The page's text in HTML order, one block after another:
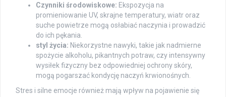
Czynniki środowiskowe: Ekspozycja na
promieniowanie UV, skrajne temperatury, wiatr oraz
suche powietrze mogą osłabiać naczynia i prowadzić
do ich pękania.
styl życia: Niekorzystne nawyki, takie jak nadmierne
spożycie alkoholu, pikantnych potraw, czy intensywny
wysiłek fizyczny bez odpowiedniej ochrony skóry,
mogą pogarszać kondycję naczyń krwionośnych.
Stres i silne emocje również mają wpływ na pojawienie się